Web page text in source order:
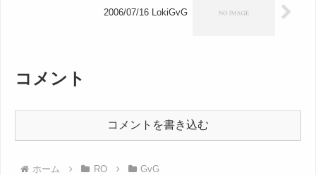
2006/07/16 LokiGvG
コメント
コメントを書き込む
ホーム RO GvG